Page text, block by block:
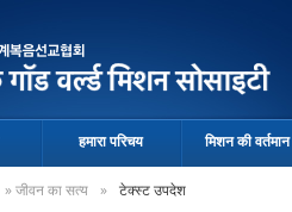
हमारा परिचय मिशन की
»जीवन का सत्य » टेक्स्ट उपदेश